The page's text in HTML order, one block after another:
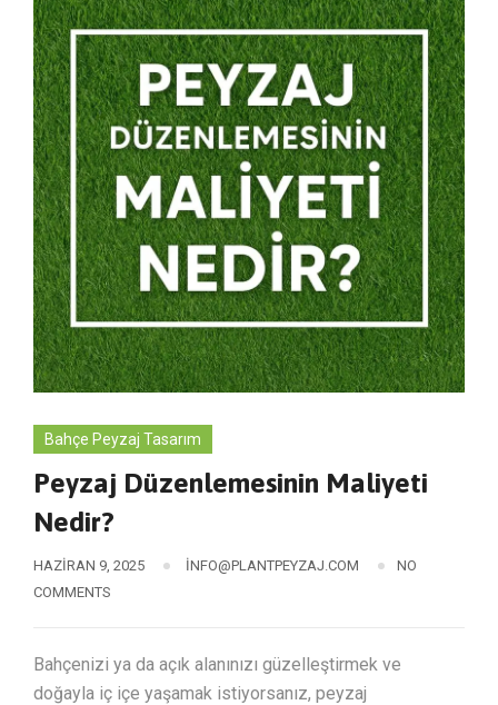
Bahçe Peyzaj Tasarım
Peyzaj Düzenlemesinin Maliyeti
Nedir?
HAZIRAN 9, 2025 INFO@PLANTPEYZAJ.COM
NO
COMMENTS
Bahçenizi ya da açık alanınızı güzelleştirmek ve
doğayla iç içe yaşamak istiyorsanız, peyzaj